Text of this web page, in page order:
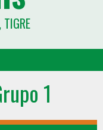
TIGRE
1